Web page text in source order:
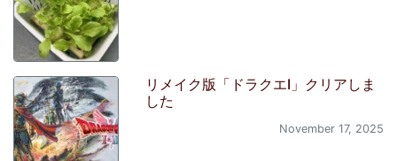
リメイク版「ドラクエI」クリアしま
した
November 17, 2025